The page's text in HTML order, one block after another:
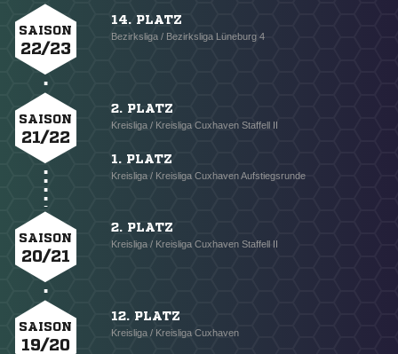
SAISON
22/23
14. PLATZ
Bezirksliga / Bezirksliga Lüneburg 4
SAISON
21/22
2. PLATZ
Kreisliga / Kreisliga Cuxhaven Staffell II
1. PLATZ
Kreisliga / Kreisliga Cuxhaven Aufstiegsrunde
SAISON
20/21
2. PLATZ
Kreisliga / Kreisliga Cuxhaven Staffell II
SAISON
19/20
12. PLATZ
Kreisliga / Kreisliga Cuxhaven